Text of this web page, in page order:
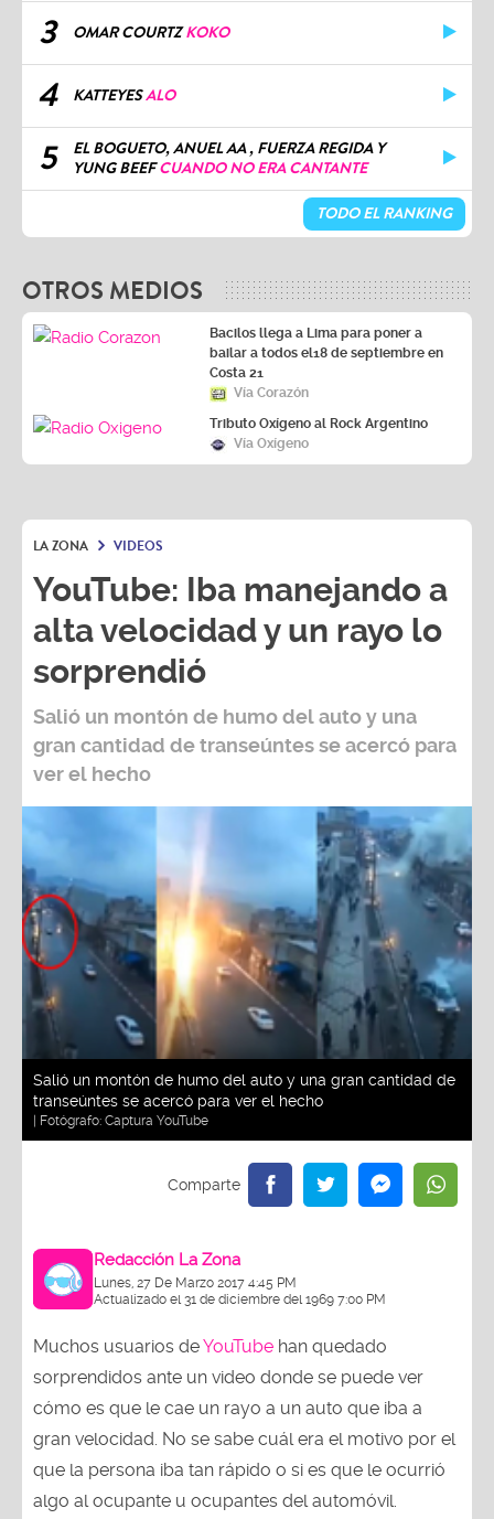
3 OMAR COURTZKOKO
4 KATTEYESALO
5
EL BOGUETO, ANUEL AA , FUERZA REGIDA Y
YUNG BEEFCUANDO NO ERA CANTANTE
TODO EL RANKING
OTROS MEDIOS
Bacilos llega a Lima para poner a
bailar a todos el18 de septiembre en
Costa 21
Vía Corazón
Tributo Oxígeno al Rock Argentino
Vía Oxígeno
LA ZONA VIDEOS
YouTube: Iba manejando a
alta velocidad y un rayo lo
sorprendió
Salió un montón de humo del auto y una
gran cantidad de transeúntes se acercó para
ver el hecho
Salió un montón de humo del auto y una gran cantidad de
transeúntes se acercó para ver el hecho
| Fotógrafo: Captura YouTube
Redacción La Zona
Lunes, 27 De Marzo 2017 4:45 PM
Actualizado el 31 de diciembre del 1969 7:00 PM
Muchos usuarios deYouTube han quedado
sorprendidos ante un video donde se puede ver
cómo es que le cae un rayo a un auto que iba a
gran velocidad. No se sabe cuál era el motivo por el
que la persona iba tan rápido o si es que le ocurrió
algo al ocupante u ocupantes del automóvil.